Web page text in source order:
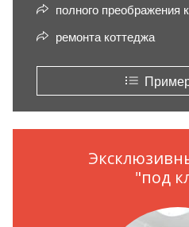
полного преображения
ремонта коттеджа
"под